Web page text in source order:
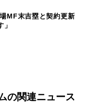
MF末吉塁と契約更新
の関連ニュース